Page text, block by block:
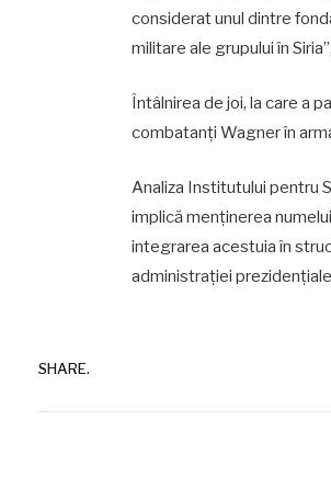
considerat unul dintre
militare ale grupului în
Întâlnirea de joi, la care a
combatanți Wagner în
Analiza Institutului pentru
implică menținerea
integrarea acestuia în
administrației
SHARE.